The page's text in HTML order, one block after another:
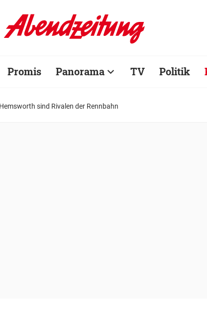
Promis Panorama TV Politik
sind Rivalen der Rennbahn